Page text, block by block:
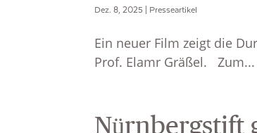
Dez. 8, 2025 | Presseartikel
Ein neuer Film zeigt die
Prof. Elamr Gräßel. Zum...
Nürnbergstift